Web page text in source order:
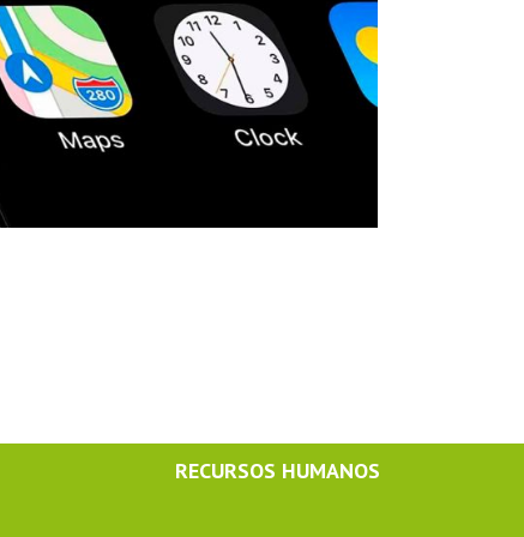
RECURSOS HUMANOS